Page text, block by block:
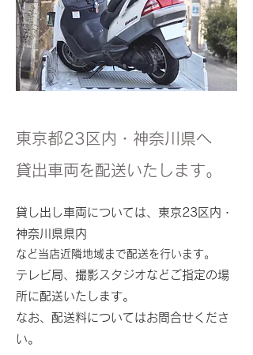
東京都23区内・神奈川県へ
貸出車両を配送いたします。
貸し出し車両については、東京23区内・
神奈川県県内
な ど当店近隣地域まで配送を行います。
​テ レ ビ局、撮影スタジオなどご指定の場
所に配送いたします。
なお、配送料についてはお問合せくださ
い。